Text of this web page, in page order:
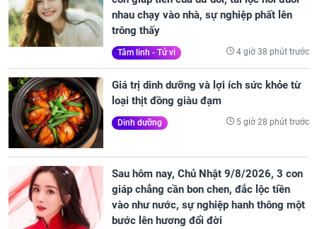
nhau chạy vào nhà, sự nghiệp phất lên
trông thấy
Tâm linh - Tử vi 4 giờ 38 phút trước
Giá trị dinh dưỡng và lợi ích sức khỏe từ
loại thịt đồng giàu đạm
Dinh dưỡng 5 giờ 28 phút trước
Sau hôm nay, Chủ Nhật 9/8/2026, 3 con
giáp chẳng cần bon chen, đắc lộc tiền
vào như nước, sự nghiệp hanh thông một
bước lên hương đổi đời